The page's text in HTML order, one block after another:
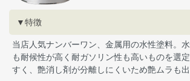
▼特徴
当店人気ナンバーワン、金属用の水性塗料。
も耐候性が高く耐ガソリン性も高いものを選
すく、艶消し剤が分離しにくいため艶ムラも出